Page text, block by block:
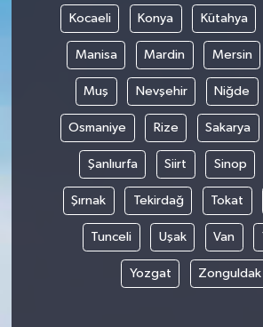
Kocaeli Konya Kütahya
Manisa Mardin Mersin
Muş Nevşehir Niğde
Osmaniye Rize Sakarya
Şanlıurfa Siirt Sinop
Şırnak Tekirdağ Tokat
Tunceli Uşak Van
Yozgat Zonguldak